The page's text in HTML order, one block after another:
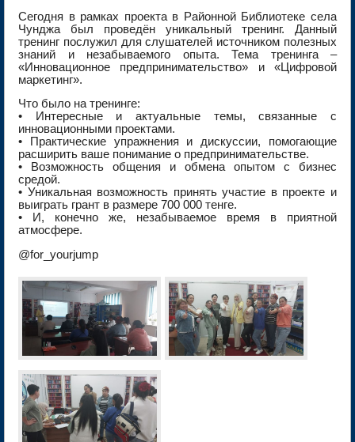
Сегодня в рамках проекта в Районной Библиотеке села
Чунджа был проведён уникальный тренинг. Данный
тренинг послужил для слушателей источником полезных
знаний и незабываемого опыта. Тема тренинга –
«Инновационное предпринимательство» и «Цифровой
маркетинг».
Что было на тренинге:
• Интересные и актуальные темы, связанные с
инновационными проектами.
• Практические упражнения и дискуссии, помогающие
расширить ваше понимание о предпринимательстве.
• Возможность общения и обмена опытом с бизнес
средой.
• Уникальная возможность принять участие в проекте и
выиграть грант в размере 700 000 тенге.
• И, конечно же, незабываемое время в приятной
атмосфере.
@for_yourjump